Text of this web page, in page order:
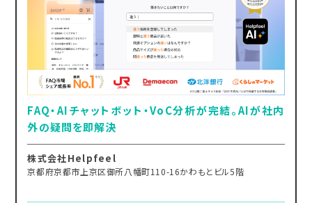
FAQ・AIチャットボット・VoC分析が完結。AIが社内
外の疑問を即解決
株式会社Helpfeel
京都府京都市上京区御所八幡町110-16かわもとビル5階